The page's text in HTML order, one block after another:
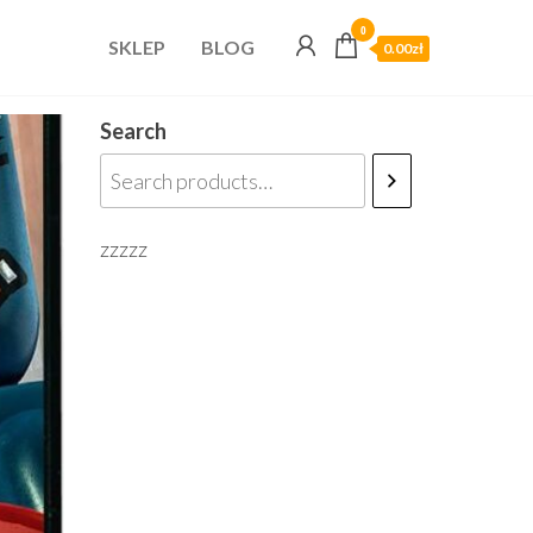
SKLEP BLOG
0
0.00zł
Search
zzzzz